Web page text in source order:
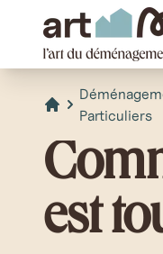
art Moval
AccueilParticuliers
est